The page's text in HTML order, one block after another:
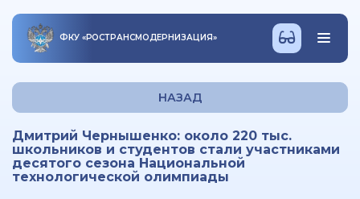
ФКУ «РОСТРАНСМОДЕРНИЗАЦИЯ»
НАЗАД
Дмитрий Чернышенко: около 220 тыс.
школьников и студентов стали участниками
десятого сезона Национальной
технологической олимпиады